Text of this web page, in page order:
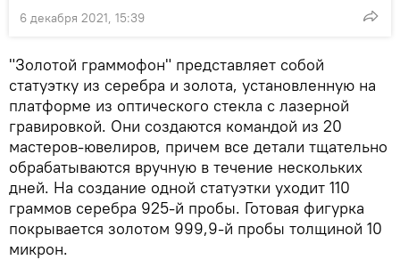
6 декабря 2021, 15:39
"Золотой граммофон" представляет собой
статуэтку из серебра и золота, установленную на
платформе из оптического стекла с лазерной
гравировкой. Они создаются командой из 20
мастеров-ювелиров, причем все детали тщательно
обрабатываются вручную в течение нескольких
дней. На создание одной статуэтки уходит 110
граммов серебра 925-й пробы. Готовая фигурка
покрывается золотом 999,9-й пробы толщиной 10
микрон.